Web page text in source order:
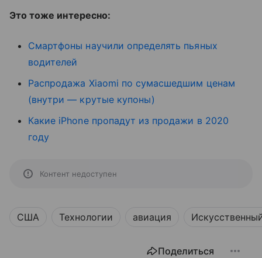
Это тоже интересно:
Смартфоны научили определять пьяных
водителей
Распродажа Xiaomi по сумасшедшим ценам
(внутри — крутые купоны)
Какие iPhone пропадут из продажи в 2020
году
Контент недоступен
США Технологии авиация
Поделиться